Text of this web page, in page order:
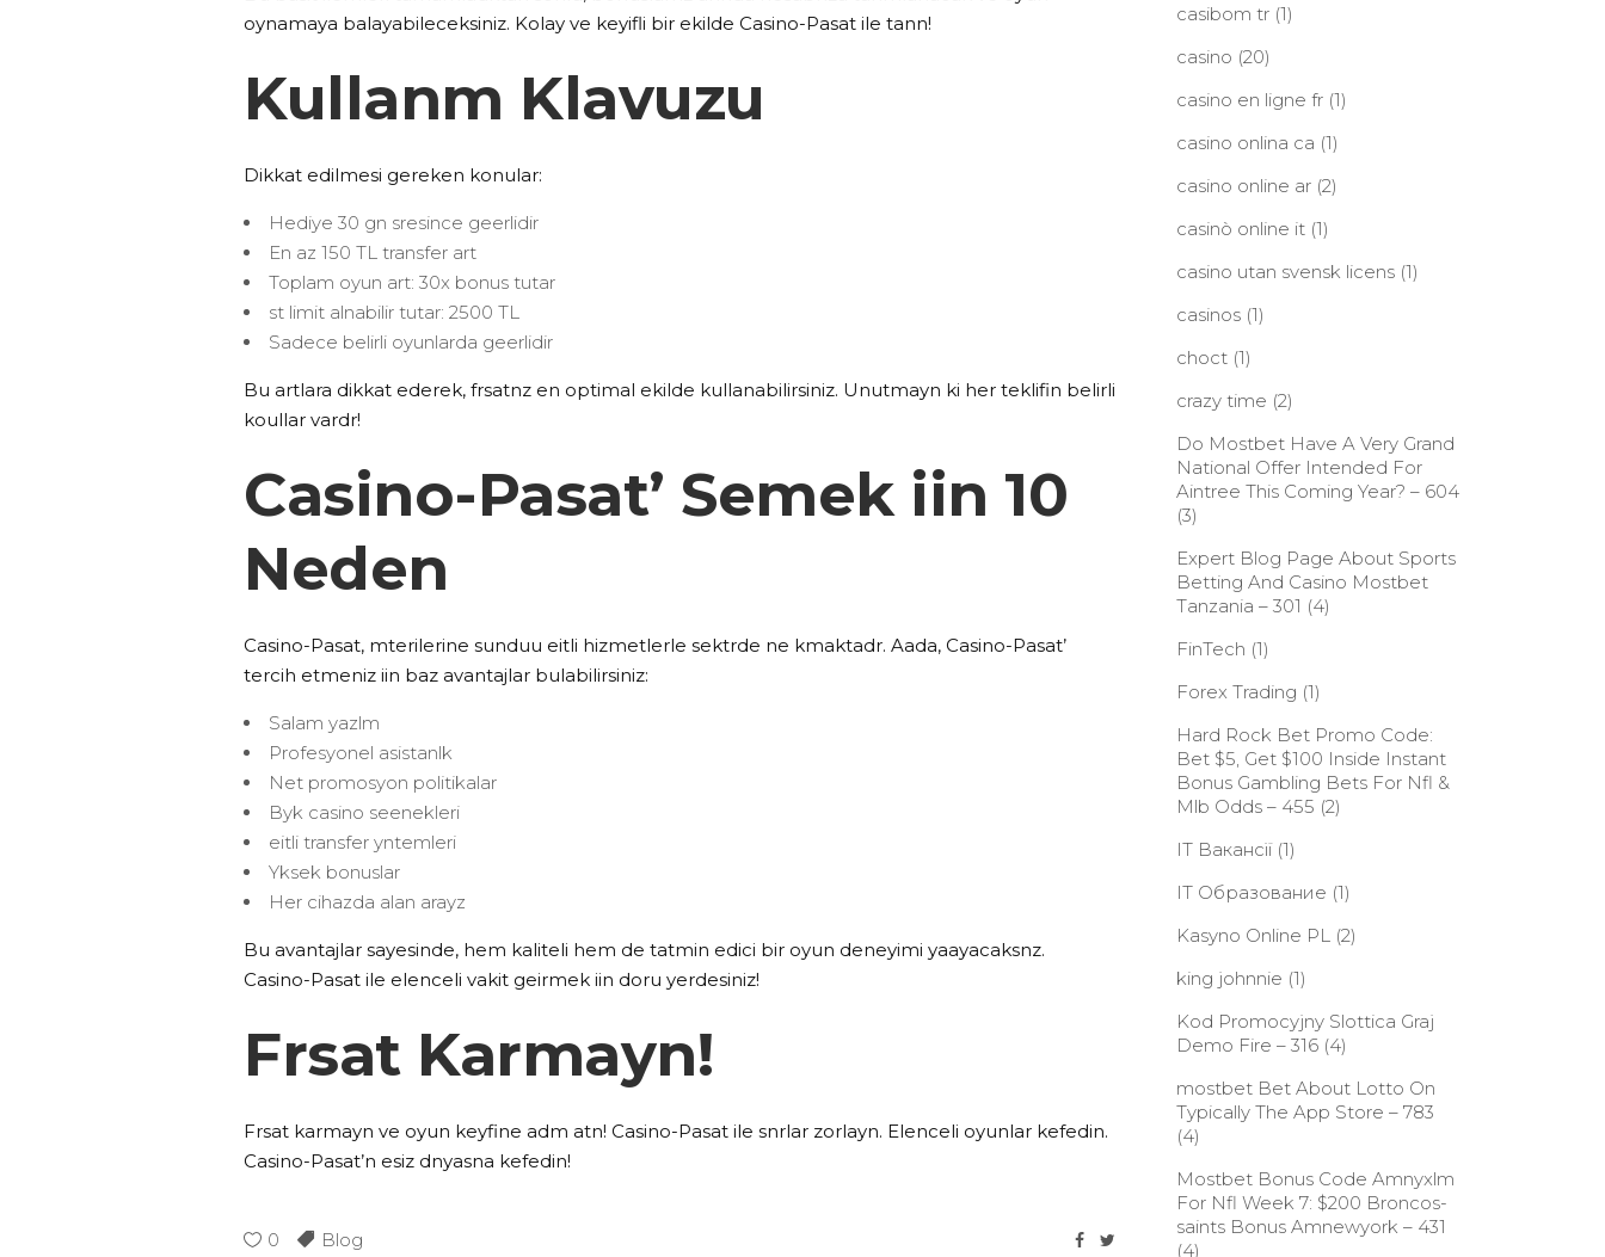
oynamaya balayabileceksiniz. Kolay ve keyifli bir ekilde Casino-Pasat ile tann!
Kullanm Klavuzu
Dikkat edilmesi gereken konular:
Hediye 30 gn sresince geerlidir
En az 150 TL transfer art
Toplam oyun art: 30x bonus tutar
st limit alnabilir tutar: 2500 TL
Sadece belirli oyunlarda geerlidir
Bu artlara dikkat ederek, frsatnz en optimal ekilde kullanabilirsiniz. Unutmayn ki her teklifin belirli
koullar vardr!
Casino-Pasat’ Semek iin 10
Neden
Casino-Pasat, mterilerine sunduu eitli hizmetlerle sektrde ne kmaktadr. Aada, Casino-Pasat’
tercih etmeniz iin baz avantajlar bulabilirsiniz:
Salam yazlm
Profesyonel asistanlk
Net promosyon politikalar
Byk casino seenekleri
eitli transfer yntemleri
Yksek bonuslar
Her cihazda alan arayz
Bu avantajlar sayesinde, hem kaliteli hem de tatmin edici bir oyun deneyimi yaayacaksnz.
Casino-Pasat ile elenceli vakit geirmek iin doru yerdesiniz!
Frsat Karmayn!
Frsat karmayn ve oyun keyfine adm atn! Casino-Pasat ile snrlar zorlayn. Elenceli oyunlar kefedin.
Casino-Pasat’n esiz dnyasna kefedin!
0 Blog
casibom tr(1)
casino (20)
casino en ligne fr(1)
casino onlina ca (1)
casino online ar(2)
casinò online it(1)
casino utan svensk licens(1)
casinos(1)
choct(1)
crazy time (2)
Do Mostbet Have A Very Grand
National Offer Intended For
Aintree This Coming Year? – 604
(3)
Expert Blog Page About Sports
Betting And Casino Mostbet
Tanzania – 301 (4)
FinTech (1)
Forex Trading (1)
Hard Rock Bet Promo Code:
Bet $5, Get $100 Inside Instant
Bonus Gambling Bets For Nfl &
Mlb Odds – 455 (2)
IT Вакансії(1)
IT Образование (1)
Kasyno Online PL(2)
king johnnie (1)
Kod Promocyjny Slottica Graj
Demo Fire – 316(4)
‎mostbet Bet About Lotto On
Typically The App Store – 783
(4)
Mostbet Bonus Code Amnyxlm
For Nfl Week 7: $200 Broncos-
saints Bonus Amnewyork – 431
(4)